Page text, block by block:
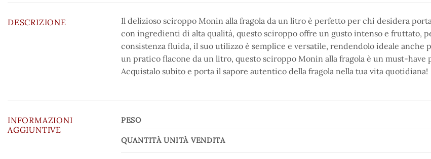
DESCRIZIONE
Il delizioso sciroppo Monin alla fragola da un litro è perfetto per chi desidera
con ingredienti di alta qualità, questo sciroppo offre un gusto intenso e fruttato,
consistenza fluida, il suo utilizzo è semplice e versatile, rendendolo ideale
un pratico flacone da un litro, questo sciroppo Monin alla fragola è un must-have
Acquistalo subito e porta il sapore autentico della fragola nella tua vita quotidiana!
INFORMAZIONI
AGGIUNTIVE
PESO
QUANTITÀ UNITÀ VENDITA